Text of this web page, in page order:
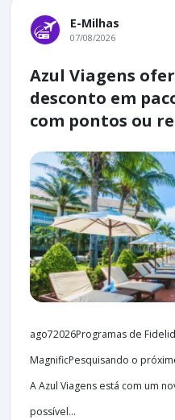
E-Milhas
07/08/2026
Azul Viagens
desconto em
com pontos ou
ago72026Programas de
MagnificPesquisando o
A Azul Viagens está com um
possível...